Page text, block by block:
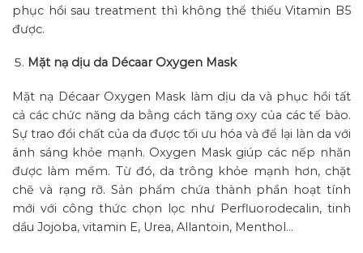
phục hồi sau treatment thì không thể thiếu Vitamin B5
được.
Mặt nạ dịu da Décaar Oxygen Mask
Mặt nạ Décaar Oxygen Mask làm dịu da và phục hồi tất
cả các chức năng da bằng cách tăng oxy của các tế bào.
Sự trao đổi chất của da được tối ưu hóa và để lại làn da với
ánh sáng khỏe mạnh. Oxygen Mask giúp các nếp nhăn
được làm mềm. Từ đó, da trông khỏe mạnh hơn, chặt
chẽ và rạng rỡ. Sản phẩm chứa thành phần hoạt tính
mới với công thức chọn lọc như Perfluorodecalin, tinh
dầu Jojoba, vitamin E, Urea, Allantoin, Menthol…